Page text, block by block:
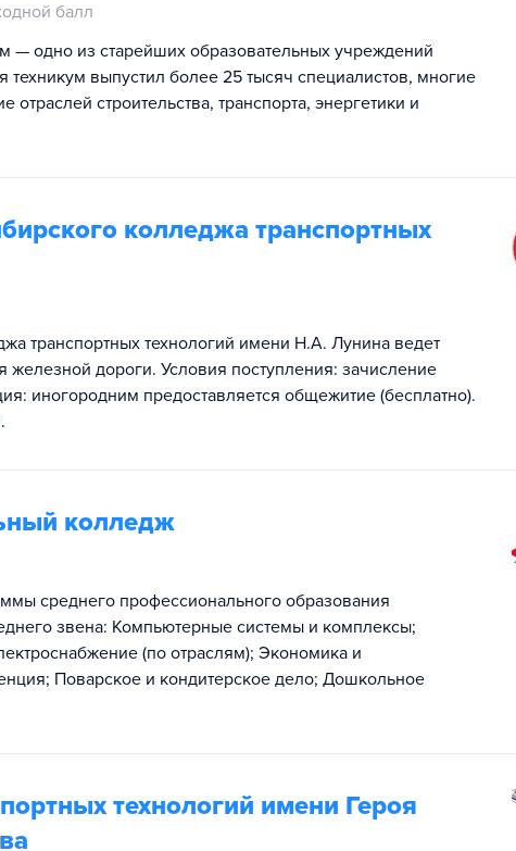
балл
— одно из старейших образовательных учреждений
техникум выпустил более 25 тысяч специалистов, многие
строительства, транспорта, энергетики и
колледжа транспортных
транспортных технологий имени Н.А. Лунина ведет
железной дороги. Условия поступления: зачисление
иногородним предоставляется общежитие (бесплатно).
колледж
среднего профессионального образования
звена: Компьютерные системы и комплексы;
(по отраслям); Экономика и
Поварское и кондитерское дело; Дошкольное
технологий имени Героя